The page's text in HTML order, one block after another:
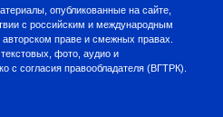
опубликованные на сайте,
с российским и международным
авторском праве и смежных правах.
фото, аудио и
с согласия правообладателя (ВГТРК).